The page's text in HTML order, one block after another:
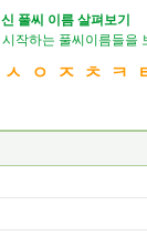
풀씨 이름 살펴보기
작하는 풀씨이름들을
ㅅ ㅇ ㅈ ㅊ ㅋ